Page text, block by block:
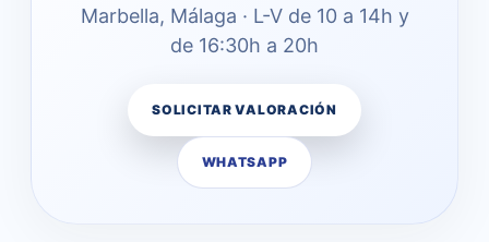
Marbella, Málaga · L-V de 10 a 14h y
de 16:30h a 20h
SOLICITAR VALORACIÓN
WHATSAPP